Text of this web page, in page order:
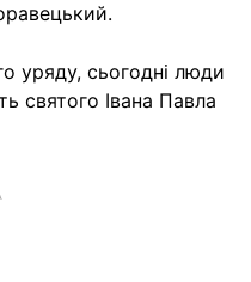
уряду, сьогодні люди
святого Івана Павла